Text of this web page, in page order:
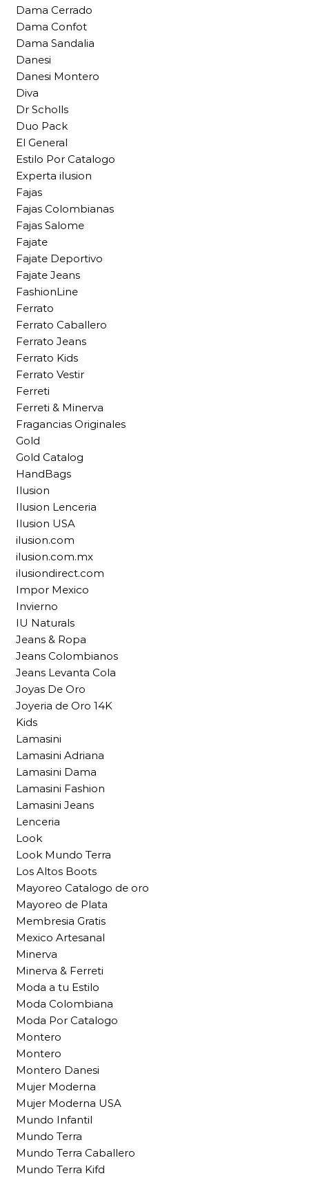
Dama Cerrado
Dama Confot
Dama Sandalia
Danesi
Danesi Montero
Diva
Dr Scholls
Duo Pack
El General
Estilo Por Catalogo
Experta ilusion
Fajas
Fajas Colombianas
Fajas Salome
Fajate
Fajate Deportivo
Fajate Jeans
FashionLine
Ferrato
Ferrato Caballero
Ferrato Jeans
Ferrato Kids
Ferrato Vestir
Ferreti
Ferreti & Minerva
Fragancias Originales
Gold
Gold Catalog
HandBags
Ilusion
Ilusion Lenceria
Ilusion USA
ilusion.com
ilusion.com.mx
ilusiondirect.com
Impor Mexico
Invierno
IU Naturals
Jeans & Ropa
Jeans Colombianos
Jeans Levanta Cola
Joyas De Oro
Joyeria de Oro 14K
Kids
Lamasini
Lamasini Adriana
Lamasini Dama
Lamasini Fashion
Lamasini Jeans
Lenceria
Look
Look Mundo Terra
Los Altos Boots
Mayoreo Catalogo de oro
Mayoreo de Plata
Membresia Gratis
Mexico Artesanal
Minerva
Minerva & Ferreti
Moda a tu Estilo
Moda Colombiana
Moda Por Catalogo
Montero
Montero
Montero Danesi
Mujer Moderna
Mujer Moderna USA
Mundo Infantil
Mundo Terra
Mundo Terra Caballero
Mundo Terra Kifd